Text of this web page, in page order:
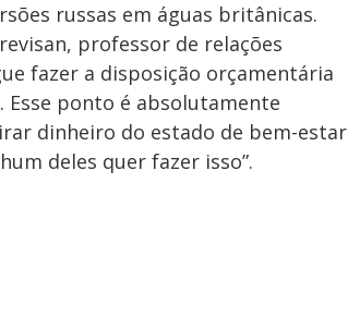
russas em águas britânicas.
professor de relações
fazer a disposição orçamentária
ponto é absolutamente
dinheiro do estado de bem-estar
deles quer fazer isso”.